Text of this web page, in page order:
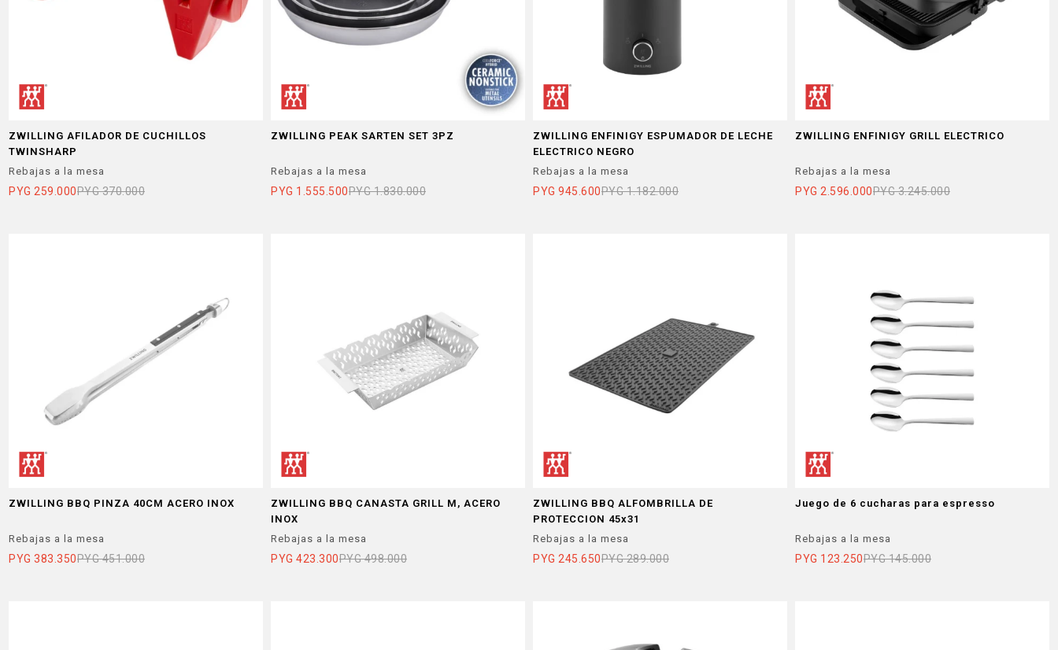
ZWILLING AFILADOR DE CUCHILLOS
TWINSHARP
Rebajas a la mesa
PYG 259.000PYG 370.000
ZWILLING PEAK SARTEN SET 3PZ
Rebajas a la mesa
PYG 1.555.500PYG 1.830.000
ZWILLING ENFINIGY ESPUMADOR DE LECHE
ELECTRICO NEGRO
Rebajas a la mesa
PYG 945.600PYG 1.182.000
ZWILLING ENFINIGY GRILL ELECTRICO
Rebajas a la mesa
PYG 2.596.000PYG 3.245.000
ZWILLING BBQ PINZA 40CM ACERO INOX
Rebajas a la mesa
PYG 383.350PYG 451.000
ZWILLING BBQ CANASTA GRILL M, ACERO
INOX
Rebajas a la mesa
PYG 423.300PYG 498.000
ZWILLING BBQ ALFOMBRILLA DE
PROTECCION 45x31
Rebajas a la mesa
PYG 245.650PYG 289.000
Juego de 6 cucharas para espresso
Rebajas a la mesa
PYG 123.250PYG 145.000